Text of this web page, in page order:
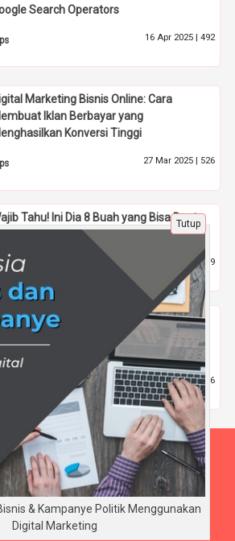
Search Operators
16 Apr 2025 | 492
Marketing Bisnis Online: Cara
Iklan Berbayar yang
Konversi Tinggi
27 Mar 2025 | 526
Tahu! Ini Dia 8 Buah yang Bisa Bantu
Kolesterol Tinggi
Herbal 9 Apr 2021 | 1919
Overheating Dapat Mempercepat
Performa Baterai MG S5 EV
18 Jun 2026 |96
Tentang Kami
2026 - All rights reserved
Tutup
& Kampanye Politik Menggunakan
Digital Marketing